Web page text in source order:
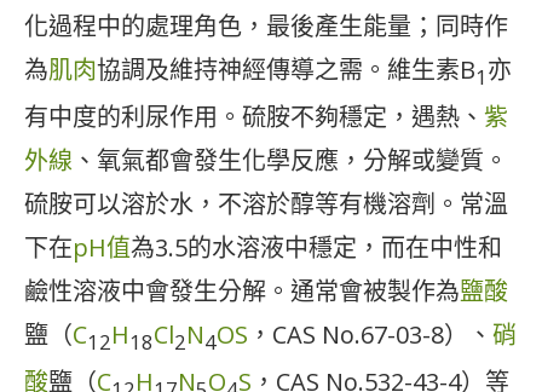
化過程中的處理角色，最後產生能量；同時作
為肌肉協調及維持神經傳導之需。維生素B1 亦
有中度的利尿作用。硫胺不夠穩定，遇熱、 紫
外線 、氧氣都會發生化學反應，分解或變質。
硫胺可以溶於水，不溶於醇等有機溶劑。常溫
下在pH值為3.5的水溶液中穩定，而在中性和
鹼性溶液中會發生分解。通常會被製作為鹽酸
鹽（C12H18Cl2N4OS ，CAS No.67-03-8）、 硝
酸鹽（C H N O S ，CAS No.532-43-4）等